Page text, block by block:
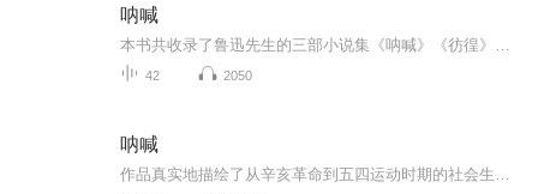
呐喊
42 2050
呐喊